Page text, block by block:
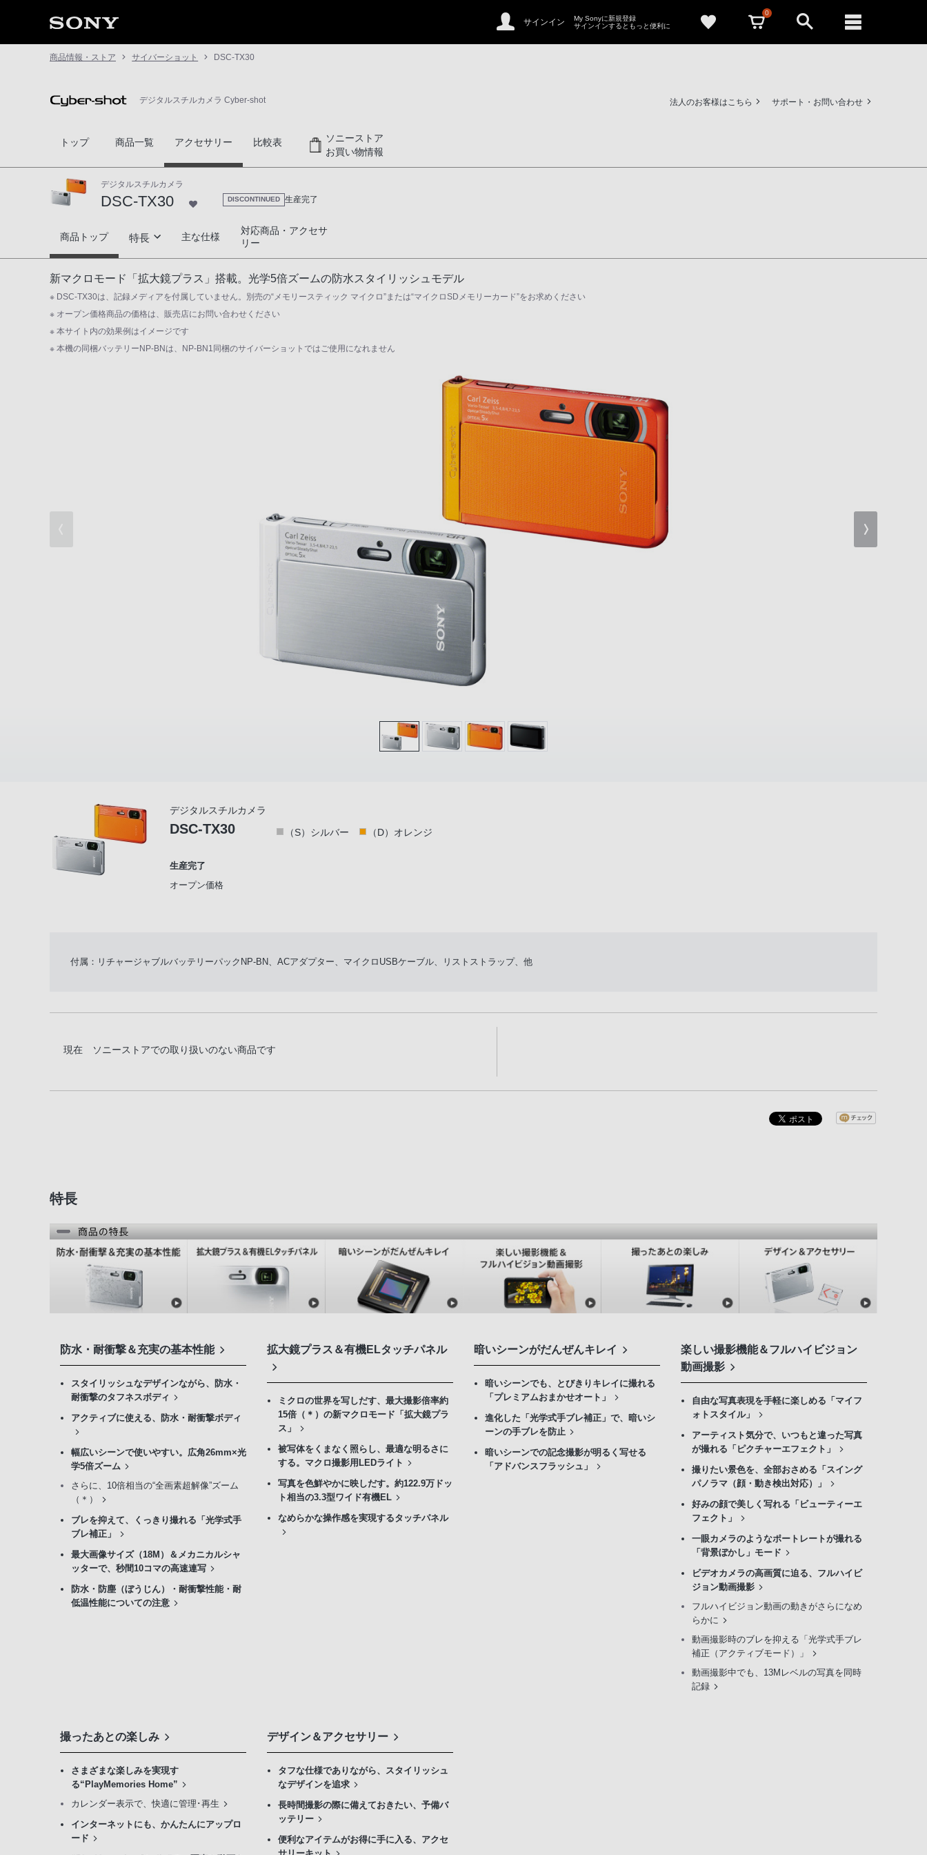
サインイン
My Sonyに新規登録
サインインするともっと便利に
0
商品情報・ストア サイバーショット DSC-TX30
デジタルスチルカメラ Cyber-shot 法人のお客様はこちら サポート・お問い合わせ
トップ 商品一覧 アクセサリー 比較表
ソニーストア
お買い物情報
デジタルスチルカメラ
DSC-TX30 DISCONTINUED 生産完了
DSC-TX30
商品トップ 特長
防水・耐衝撃＆充実の基本性能
拡大鏡プラス＆有機ELタッチパネル
暗いシーンがだんぜんキレイ
主な仕様
対応商品・アクセサ
リー
新マクロモード「拡大鏡プラス」搭載。光学5倍ズームの防水スタイリッシュモデル
※ DSC-TX30は、記録メディアを付属していません。別売の“メモリースティック マイクロ”または“マイクロSDメモリーカード”をお求めください
※ オープン価格商品の価格は、販売店にお問い合わせください
※ 本サイト内の効果例はイメージです
※ 本機の同梱バッテリーNP-BNは、NP-BN1同梱のサイバーショットではご使用になれません
デジタルスチルカメラ
DSC-TX30 （S）シルバー （D）オレンジ
生産完了
オープン価格
付属：リチャージャブルバッテリーパックNP-BN、ACアダプター、マイクロUSBケーブル、リストストラップ、他
現在 ソニーストアでの取り扱いのない商品です
特長
防水・耐衝撃＆充実の基本性能
スタイリッシュなデザインながら、防水・
耐衝撃のタフネスボディ
アクティブに使える、防水・耐衝撃ボディ
幅広いシーンで使いやすい。広角26mm×光
学5倍ズーム
さらに、10倍相当の“全画素超解像”ズーム
（＊）
ブレを抑えて、くっきり撮れる「光学式手
ブレ補正」
最大画像サイズ（18M）＆メカニカルシャ
ッターで、秒間10コマの高速連写
防水・防塵（ぼうじん）・耐衝撃性能・耐
低温性能についての注意
拡大鏡プラス＆有機ELタッチパネル
ミクロの世界を写しだす、最大撮影倍率約
15倍（＊）の新マクロモード「拡大鏡プラ
ス」
被写体をくまなく照らし、最適な明るさに
する。マクロ撮影用LEDライト
写真を色鮮やかに映しだす。約122.9万ドッ
ト相当の3.3型ワイド有機EL
なめらかな操作感を実現するタッチパネル
暗いシーンがだんぜんキレイ
暗いシーンでも、とびきりキレイに撮れる
「プレミアムおまかせオート」
進化した「光学式手ブレ補正」で、暗いシ
ーンの手ブレを防止
暗いシーンでの記念撮影が明るく写せる
「アドバンスフラッシュ」
楽しい撮影機能＆フルハイビジョン
動画撮影
自由な写真表現を手軽に楽しめる「マイフ
ォトスタイル」
アーティスト気分で、いつもと違った写真
が撮れる「ピクチャーエフェクト」
撮りたい景色を、全部おさめる「スイング
パノラマ（顔・動き検出対応）」
好みの顔で美しく写れる「ビューティーエ
フェクト」
一眼カメラのようなポートレートが撮れる
「背景ぼかし」モード
ビデオカメラの高画質に迫る、フルハイビ
ジョン動画撮影
フルハイビジョン動画の動きがさらになめ
らかに
動画撮影時のブレを抑える「光学式手ブレ
補正（アクティブモード）」
動画撮影中でも、13Mレベルの写真を同時
記録
撮ったあとの楽しみ
さまざまな楽しみを実現す
る“PlayMemories Home”
カレンダー表示で、快適に管理･再生
インターネットにも、かんたんにアップロ
ード
デザイン＆アクセサリー
タフな仕様でありながら、スタイリッシュ
なデザインを追求
長時間撮影の際に備えておきたい、予備バ
ッテリー
便利なアイテムがお得に手に入る、アクセ